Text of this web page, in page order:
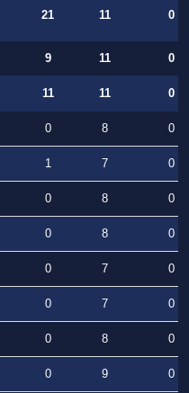
21 11 0
9 11
0
11 11
0
0 8
0
1 7
0
0 8
0
0 8
0
0 7
0
0 7
0
0 8
0
0 9
0